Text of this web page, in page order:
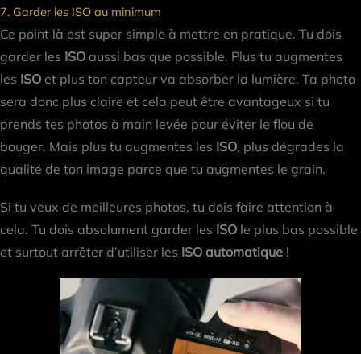
7. Garder les ISO au minimum
Ce point là est super simple à mettre en pratique. Tu dois
garder les ISO aussi bas que possible. Plus tu augmentes
les ISO et plus ton capteur va absorber la lumière. Ta photo
sera donc plus claire et cela peut être avantageux si tu
prends tes photos à main levée pour éviter le flou de
bouger. Mais plus tu augmentes les ISO, plus dégrades la
qualité de ton image parce que tu augmentes le grain.
Si tu veux de meilleures photos, tu dois faire attention à
cela. Tu dois absolument garder les ISO le plus bas possible
et surtout arrêter d’utiliser les ISO automatique !